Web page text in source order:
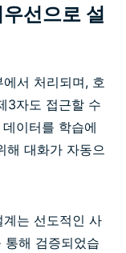
선으로 설
서 처리되며, 호
3자도 접근할 수
이터를 학습에
해 대화가 자동으
는 선도적인 사
해 검증되었습